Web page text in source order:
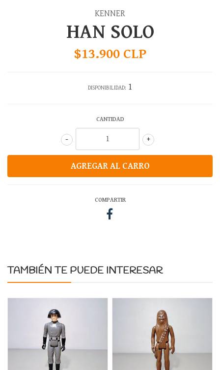
KENNER
HAN SOLO
$13.900 CLP
DISPONIBILIDAD: 1
CANTIDAD
+
-
COMPARTIR
TAMBIÉN TE PUEDE INTERESAR